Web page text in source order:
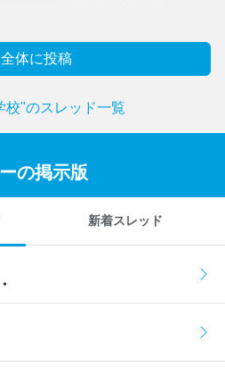
全体に投稿
校"のスレッド一覧
の掲示版
新着スレッド